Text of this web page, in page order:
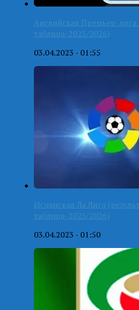
Английская Премьер-лига
таблица-2025/2026)
03.04.2023 - 01:55
Испанская Ла Лига
таблица-2025/2026)
03.04.2023 - 01:50